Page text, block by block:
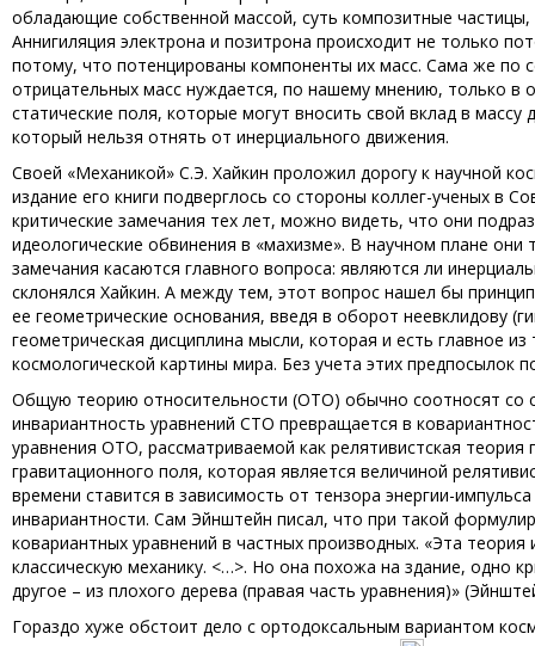
обладающие собственной массой, суть композитные
Аннигиляция электрона и позитрона происходит не только
потому, что потенцированы компоненты их масс. Сама же по
отрицательных масс нуждается, по нашему мнению, только в
статические поля, которые могут вносить свой вклад в
который нельзя отнять от инерциального движения.
Своей «Механикой» С.Э. Хайкин проложил дорогу к научной
издание его книги подверглось со стороны коллег-ученых в
критические замечания тех лет, можно видеть, что они
идеологические обвинения в «махизме». В научном плане
замечания касаются главного вопроса: являются ли
склонялся Хайкин. А между тем, этот вопрос нашел бы
ее геометрические основания, введя в оборот неевклидову
геометрическая дисциплина мысли, которая и есть главное
космологической картины мира. Без учета этих предпосылок
Общую теорию относительности (ОТО) обычно соотносят со
инвариантность уравнений СТО превращается в
уравнения ОТО, рассматриваемой как релятивистская
гравитационного поля, которая является величиной
времени ставится в зависимость от тензора энергии-
инвариантности. Сам Эйнштейн писал, что при такой
ковариантных уравнений в частных производных. «Эта
классическую механику. <…>. Но она похожа на здание, одно
другое – из плохого дерева (правая часть уравнения)»
Гораздо хуже обстоит дело с ортодоксальным вариантом